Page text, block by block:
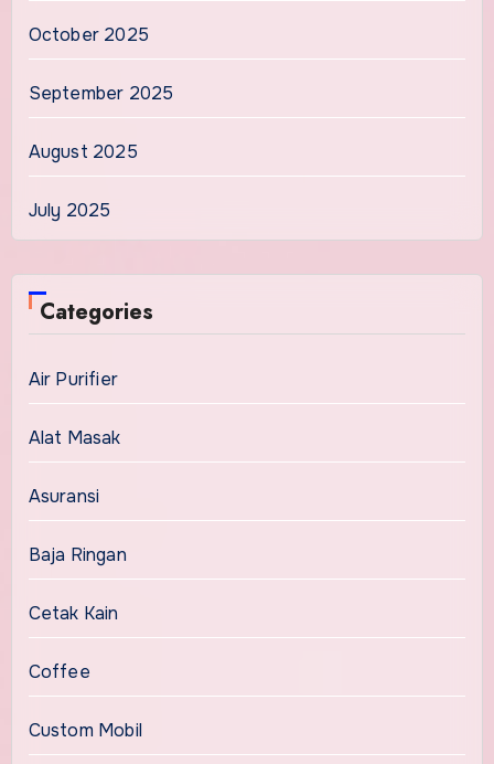
October 2025
September 2025
August 2025
July 2025
Categories
Air Purifier
Alat Masak
Asuransi
Baja Ringan
Cetak Kain
Coffee
Custom Mobil